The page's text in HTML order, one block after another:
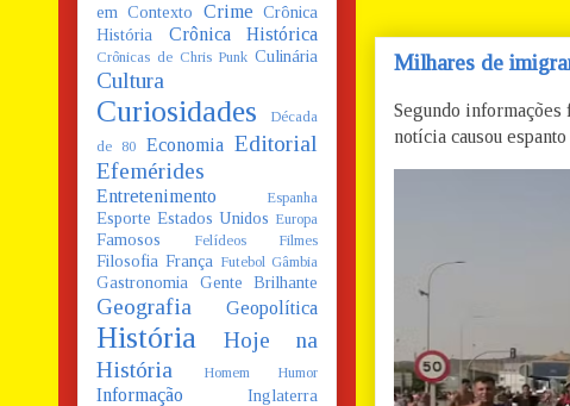
Milhares de
Segundo informações
notícia causou
em Contexto
Crime Crônica
História
Crônica Histórica
Crônicas de Chris Punk Culinária
Cultura
Curiosidades
Década
de 80
Economia Editorial
Efemérides
Entretenimento Espanha
Esporte Estados Unidos Europa
Famosos Felídeos Filmes
Filosofia França Futebol Gâmbia
Gastronomia Gente Brilhante
Geografia Geopolítica
História
Hoje na
História
Homem Humor
Informação Inglaterra